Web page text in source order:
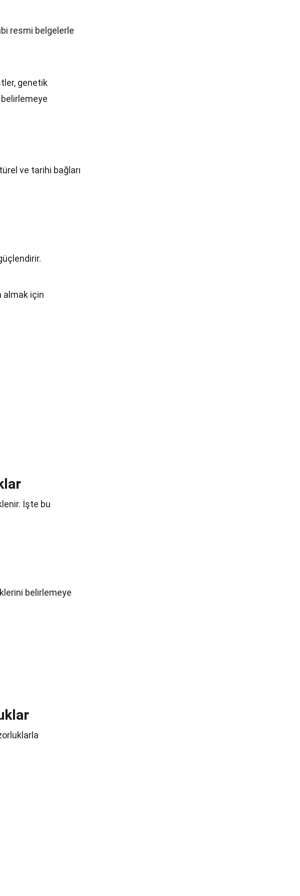
resmi belgelerle
genetik
ve tarihi bağları
almak için
İşte bu
belirlemeye